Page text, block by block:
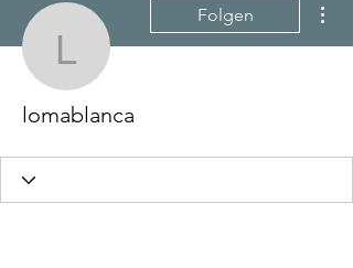
lomablanca
Folgen
lomablanca